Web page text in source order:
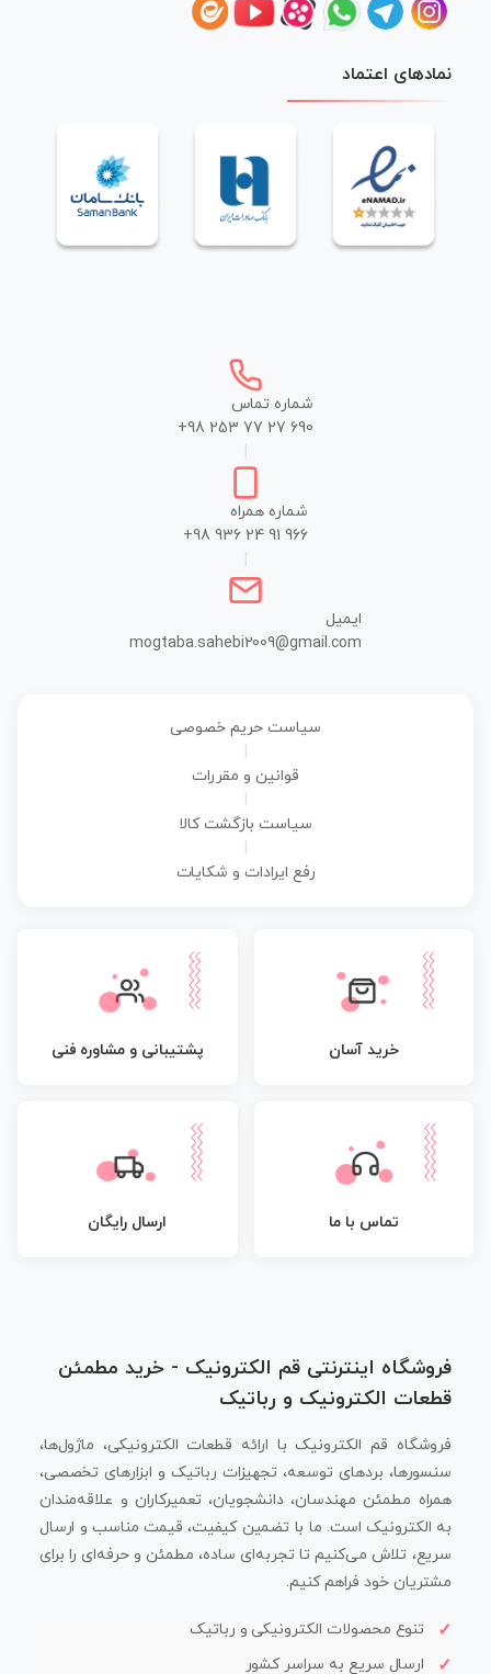
نمادهای اعتماد
شماره تماس
+98 253 77 27 690
شماره همراه
+98 936 24 91 966
ایمیل
mogtaba.sahebi2009@gmail.com
سیاست حریم خصوصی
قوانین و مقررات
سیاست بازگشت کالا
رفع ایرادات و شکایات
خرید آسان پشتیبانی و مشاوره فنی
تماس با ما ارسال رایگان
فروشگاه اینترنتی قم الکترونیک - خرید مطمئن
قطعات الکترونیک و رباتیک
فروشگاه قم الکترونیک با ارائه قطعات الکترونیکی، ماژول‌ها،
سنسورها، بردهای توسعه، تجهیزات رباتیک و ابزارهای تخصصی،
همراه مطمئن مهندسان، دانشجویان، تعمیرکاران و علاقه‌مندان
به الکترونیک است. ما با تضمین کیفیت، قیمت مناسب و ارسال
سریع، تلاش می‌کنیم تا تجربه‌ای ساده، مطمئن و حرفه‌ای را برای
مشتریان خود فراهم کنیم.
تنوع محصولات الکترونیکی و رباتیک
ارسال سریع به سراسر کشور